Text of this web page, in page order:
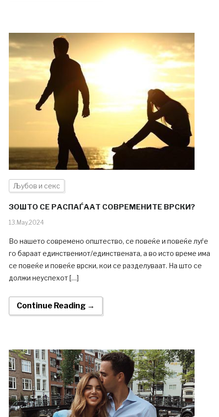
Љубов и секс
ЗОШТО СЕ РАСПАЃААТ СОВРЕМЕНИТЕ ВРСКИ?
13.May.2024
Во нашето современо општество, се повеќе и повеќе луѓе
го бараат единствениот/единствената, а во исто време има
се повеќе и повеќе врски, кои се разделуваат. На што се
должи неуспехот […]
Continue Reading →